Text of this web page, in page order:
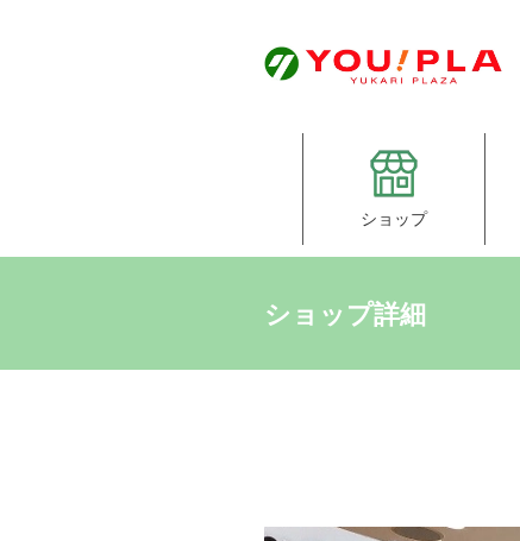
ショップ
ショップ詳細